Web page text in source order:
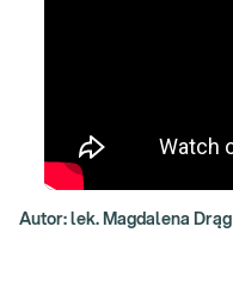
Autor: lek. Magdalena Drąg